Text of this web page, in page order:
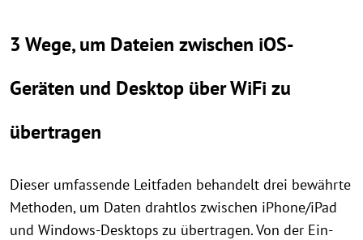
3 Wege, um Dateien zwischen iOS-
Geräten und Desktop über WiFi zu
übertragen
Dieser umfassende Leitfaden behandelt drei bewährte
Methoden, um Daten drahtlos zwischen iPhone/iPad
und Windows-Desktops zu übertragen. Von der Ein-